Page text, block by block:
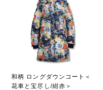
和柄 ロングダウンコート＜
花車と宝尽し/紺赤＞